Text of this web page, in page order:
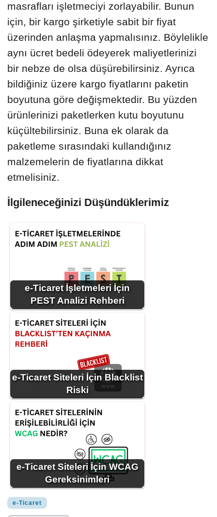
masrafları işletmeciyi zorlayabilir. Bunun
için, bir kargo şirketiyle sabit bir fiyat
üzerinden anlaşma yapmalısınız. Böylelikle
aynı ücret bedeli ödeyerek maliyetlerinizi
bir nebze de olsa düşürebilirsiniz. Ayrıca
bildiğiniz üzere kargo fiyatlarını paketin
boyutuna göre değişmektedir. Bu yüzden
ürünlerinizi paketlerken kutu boyutunu
küçültebilirsiniz. Buna ek olarak da
paketleme sırasındaki kullandığınız
malzemelerin de fiyatlarına dikkat
etmelisiniz.
İlgileneceğinizi Düşündüklerimiz
e-Ticaret İşletmeleri İçin
PEST Analizi Rehberi
e-Ticaret Siteleri İçin Blacklist
Riski
e-Ticaret Siteleri İçin WCAG
Gereksinimleri
e-Ticaret